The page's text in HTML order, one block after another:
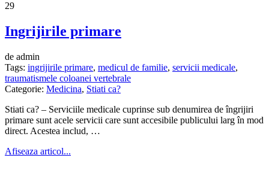
29
Ingrijirile primare
de admin
Tags: ingrijirile primare, medicul de familie, servicii medicale,
traumatismele coloanei vertebrale
Categorie: Medicina, Stiati ca?
Stiati ca? – Serviciile medicale cuprinse sub denumirea de îngrijiri
primare sunt acele servicii care sunt accesibile publicului larg în mod
direct. Acestea includ, …
Afiseaza articol...